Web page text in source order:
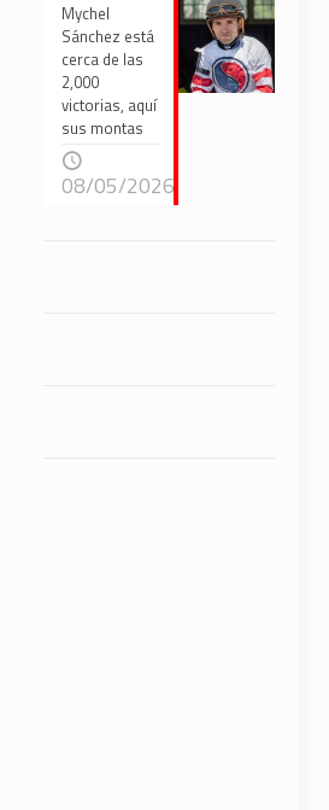
Mychel
Sánchez está
cerca de las
2,000
victorias, aquí
sus montas
08/05/2026